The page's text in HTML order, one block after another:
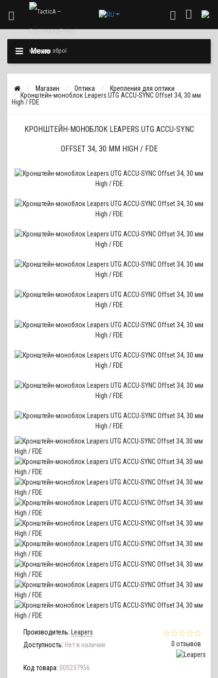
Меню
Магазин Оптика
Крепления для оптики
Кронштейн-моноблок Leapers UTG ACCU-SYNC Offset 34, 30 мм
High / FDE
КРОНШТЕЙН-МОНОБЛОК LEAPERS UTG ACCU-SYNC
OFFSET 34, 30 ММ HIGH / FDE
0 отзывов
Производитель:
Leapers
Доступность: Нет в наличии
Код товара: 000237956